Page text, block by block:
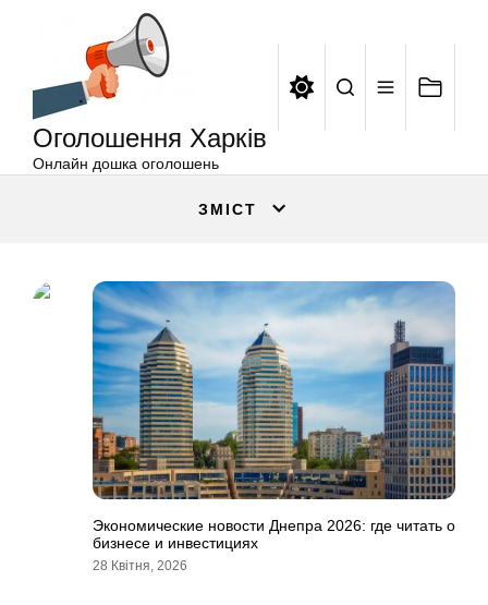
Оголошення Харків
Онлайн дошка оголошень
ЗМІСТ
Экономические новости Днепра 2026: где читать о
бизнесе и инвестициях
28 Квітня, 2026